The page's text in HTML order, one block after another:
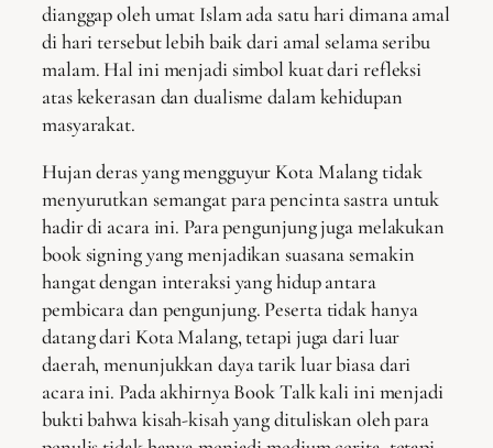
dianggap oleh umat Islam ada satu hari dimana amal
di hari tersebut lebih baik dari amal selama seribu
malam. Hal ini menjadi simbol kuat dari refleksi
atas kekerasan dan dualisme dalam kehidupan
masyarakat.
Hujan deras yang mengguyur Kota Malang tidak
menyurutkan semangat para pencinta sastra untuk
hadir di acara ini. Para pengunjung juga melakukan
book signing yang menjadikan suasana semakin
hangat dengan interaksi yang hidup antara
pembicara dan pengunjung. Peserta tidak hanya
datang dari Kota Malang, tetapi juga dari luar
daerah, menunjukkan daya tarik luar biasa dari
acara ini. Pada akhirnya Book Talk kali ini menjadi
bukti bahwa kisah-kisah yang dituliskan oleh para